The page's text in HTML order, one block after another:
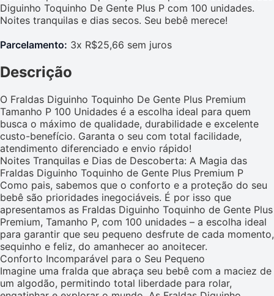
Diguinho Toquinho De Gente Plus P com 100 unidades.
Noites tranquilas e dias secos. Seu bebê merece!
Parcelamento: 3x R$25,66 sem juros
Descrição
O Fraldas Diguinho Toquinho De Gente Plus Premium
Tamanho P 100 Unidades é a escolha ideal para quem
busca o máximo de qualidade, durabilidade e excelente
custo-benefício. Garanta o seu com total facilidade,
atendimento diferenciado e envio rápido!
Noites Tranquilas e Dias de Descoberta: A Magia das
Fraldas Diguinho Toquinho de Gente Plus Premium P
Como pais, sabemos que o conforto e a proteção do seu
bebê são prioridades inegociáveis. É por isso que
apresentamos as Fraldas Diguinho Toquinho de Gente Plus
Premium, Tamanho P, com 100 unidades – a escolha ideal
para garantir que seu pequeno desfrute de cada momento,
sequinho e feliz, do amanhecer ao anoitecer.
Conforto Incomparável para o Seu Pequeno
Imagine uma fralda que abraça seu bebê com a maciez de
um algodão, permitindo total liberdade para rolar,